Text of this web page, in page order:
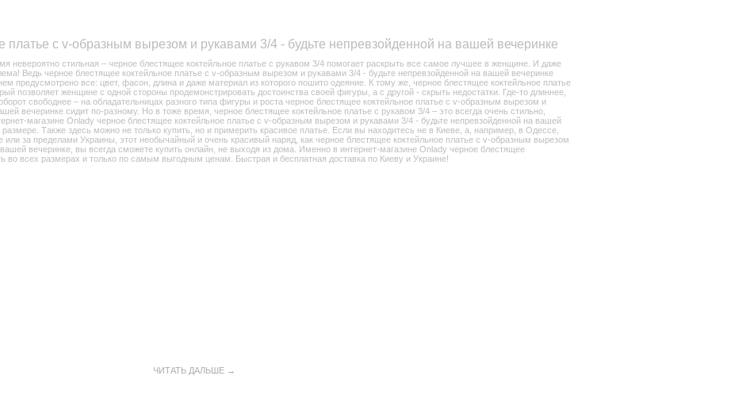
платье с v-образным вырезом и рукавами 3/4 - будьте непревзойденной на вашей вечеринке
невероятно стильная – черное блестящее коктейльное платье с рукавом 3/4 помогает раскрыть все самое лучшее в женщине. И даже
Ведь черное блестящее коктейльное платье с v-образным вырезом и рукавами 3/4 - будьте непревзойденной на вашей вечеринке
предусмотрено все: цвет, фасон, длина и даже материал из которого пошито одеяние. К тому же, черное блестящее коктейльное платье
позволяет женщине с одной стороны продемонстрировать достоинства своей фигуры, а с другой - скрыть недостатки. Где-то длиннее,
свободнее – на обладательницах разного типа фигуры и роста черное блестящее коктейльное платье с v-образным вырезом и
вечеринке сидит по-разному. Но в тоже время, черное блестящее коктейльное платье с рукавом 3/4 – это всегда очень стильно,
магазине Onlady черное блестящее коктейльное платье с v-образным вырезом и рукавами 3/4 - будьте непревзойденной на вашей
Также здесь можно не только купить, но и примерить красивое платье. Если вы находитесь не в Киеве, а, например, в Одессе,
или за пределами Украины, этот необычайный и очень красивый наряд, как черное блестящее коктейльное платье с v-образным вырезом
вечеринке, вы всегда сможете купить онлайн, не выходя из дома. Именно в интернет-магазине Onlady черное блестящее
во всех размерах и только по самым выгодным ценам. Быстрая и бесплатная доставка по Киеву и Украине!
ЧИТАТЬ ДАЛЬШЕ →